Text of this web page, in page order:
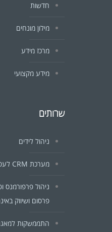
חדשות
מילון מונחים
מרכז מידע
מידע מקצועי
שרותים
ניהול לידים
מערכת CRM לעסקים וחברות
ניהול פרפורמנס
פרסום ושיווק
התממשקות